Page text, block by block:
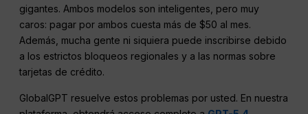
gigantes. Ambos modelos son inteligentes, pero muy
caros: pagar por ambos cuesta más de $50 al mes.
Además, mucha gente ni siquiera puede inscribirse debido
a los estrictos bloqueos regionales y a las normas sobre
tarjetas de crédito.
GlobalGPT resuelve estos problemas por usted. En nuestra